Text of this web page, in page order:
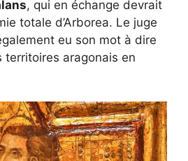
, qui en échange devrait
totale d’Arborea. Le juge
eu son mot à dire
territoires aragonais en